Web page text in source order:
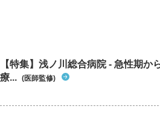
【特集】浅ノ川総合病院 - 急性期
療... (医師監修)